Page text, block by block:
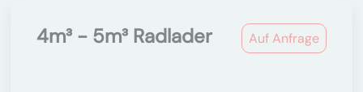
Auf Anfrage
4m³ - 5m³ Radlader